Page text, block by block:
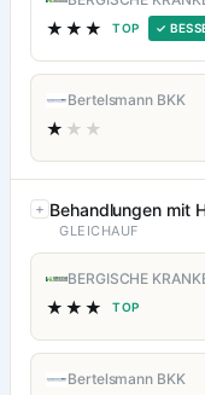
★★★ TOP ✓
Bertelsmann BKK
★ ★★
Behandlungen mit
GLEICHAUF
BERGISCHE
★★★ TOP
Bertelsmann BKK